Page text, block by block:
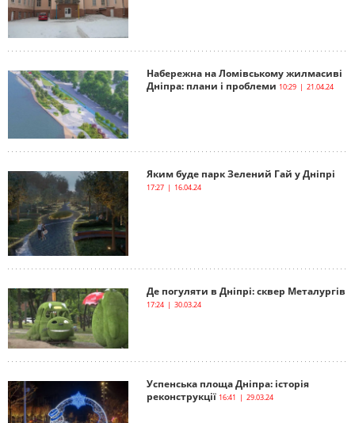
Набережна на Ломівському жилмасиві
Дніпра: плани і проблеми 10:29 | 21.04.24
Яким буде парк Зелений Гай у Дніпрі
17:27 | 16.04.24
Де погуляти в Дніпрі: сквер Металургів
17:24 | 30.03.24
Успенська площа Дніпра: історія
реконструкції 16:41 | 29.03.24